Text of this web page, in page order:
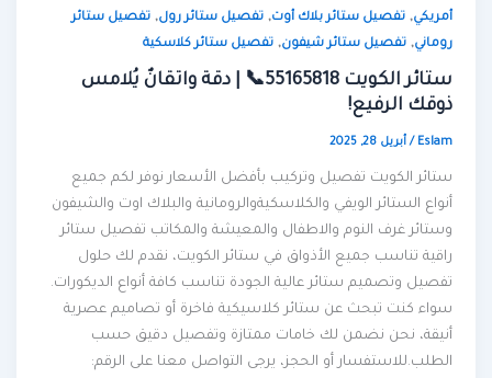
أمريكي,تفصيل ستائر بلاك أوت,تفصيل ستائر رول,تفصيل ستائر
روماني,تفصيل ستائر شيفون,تفصيل ستائر كلاسكية
ستائر الكويت 55165818📞 | دقة واتقانٌ يُلامس
ذوقك الرفيع!
Eslam
/أبريل 28, 2025
ستائر الكويت تفصيل وتركيب بأفضل الأسعار نوفر لكم جميع
أنواع الستائر الويفي والكلاسكيةوالرومانية والبلاك اوت والشيفون
وستائر غرف النوم والاطفال والمعيشة والمكاتب تفصيل ستائر
راقية تناسب جميع الأذواق في ستائر الكويت، نقدم لك حلول
تفصيل وتصميم ستائر عالية الجودة تناسب كافة أنواع الديكورات.
سواء كنت تبحث عن ستائر كلاسيكية فاخرة أو تصاميم عصرية
أنيقة، نحن نضمن لك خامات ممتازة وتفصيل دقيق حسب
الطلب.للاستفسار أو الحجز، يرجى التواصل معنا على الرقم: